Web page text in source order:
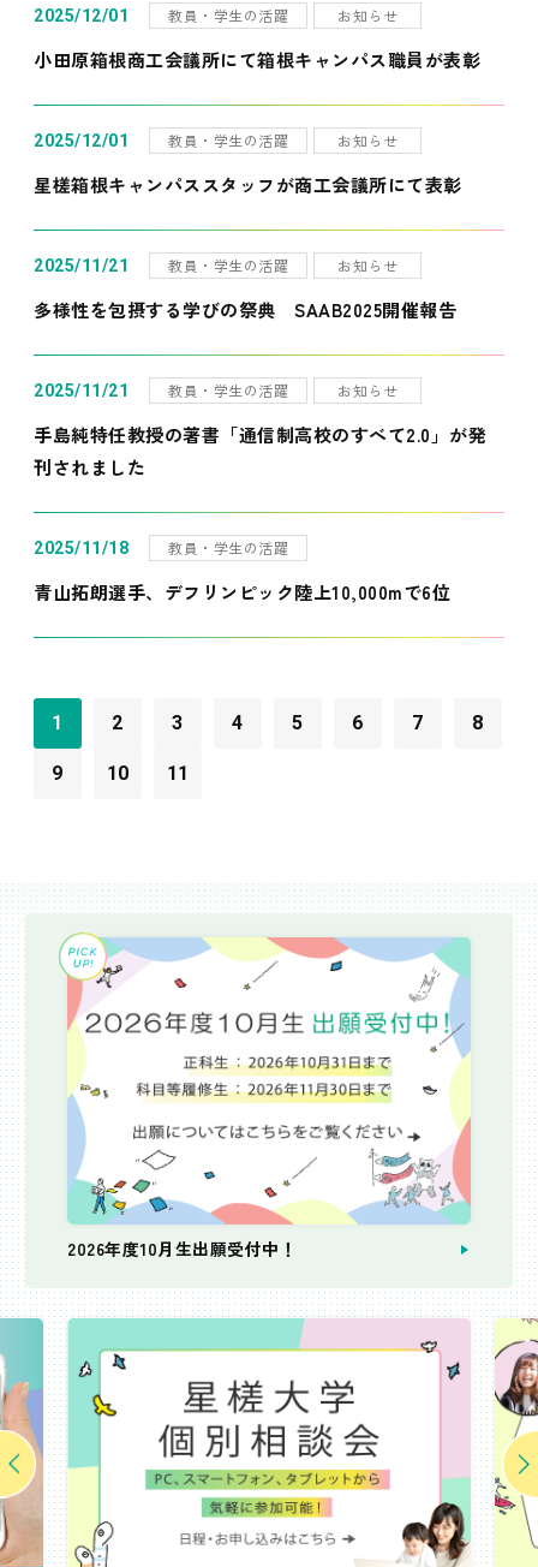
2025/12/01 教員・学生の活躍 お知らせ
小田原箱根商工会議所にて箱根キャンパス職員が表彰
2025/12/01 教員・学生の活躍 お知らせ
星槎箱根キャンパススタッフが商工会議所にて表彰
2025/11/21 教員・学生の活躍 お知らせ
多様性を包摂する学びの祭典 SAAB2025開催報告
2025/11/21 教員・学生の活躍 お知らせ
手島純特任教授の著書「通信制高校のすべて2.0」が発
刊されました
2025/11/18 教員・学生の活躍
青山拓朗選手、デフリンピック陸上10,000mで6位
1 2 3 4 5 6 7 8
9 10 11
2026年度10月生出願受付中！